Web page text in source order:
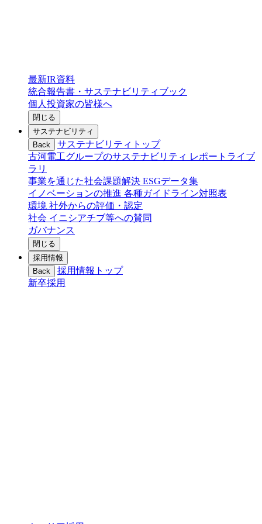
最新IR資料
統合報告書・サステナビリティブック
個人投資家の皆様へ
閉じる
サステナビリティ
Back
サステナビリティトップ
古河電工グループのサステナビリティ レポートライブ
ラリ
事業を通じた社会課題解決 ESGデータ集
イノベーションの推進 各種ガイドライン対照表
環境 社外からの評価・認定
社会 イニシアチブ等への賛同
ガバナンス
閉じる
採用情報
Back
採用情報トップ
新卒採用